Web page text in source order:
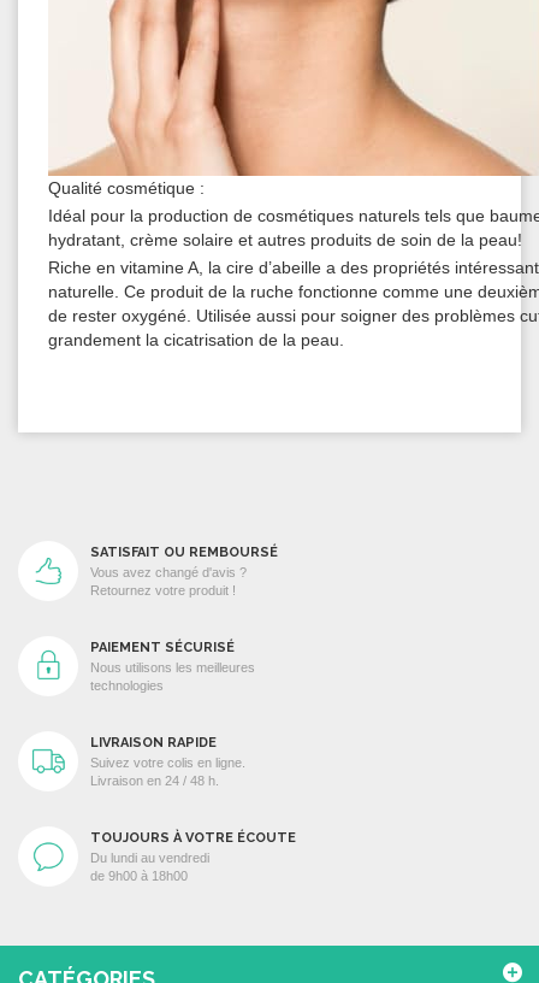
Qualité cosmétique :
Idéal pour la production de cosmétiques naturels tels que
hydratant, crème solaire et autres produits de soin de la peau!
Riche en vitamine A, la cire d’abeille a des propriétés
naturelle. Ce produit de la ruche fonctionne comme une
de rester oxygéné. Utilisée aussi pour soigner des problèmes
grandement la cicatrisation de la peau.
SATISFAIT OU REMBOURSÉ
Vous avez changé d'avis ?
Retournez votre produit !
PAIEMENT SÉCURISÉ
Nous utilisons les meilleures
technologies
LIVRAISON RAPIDE
Suivez votre colis en ligne.
Livraison en 24 / 48 h.
TOUJOURS À VOTRE ÉCOUTE
Du lundi au vendredi
de 9h00 à 18h00